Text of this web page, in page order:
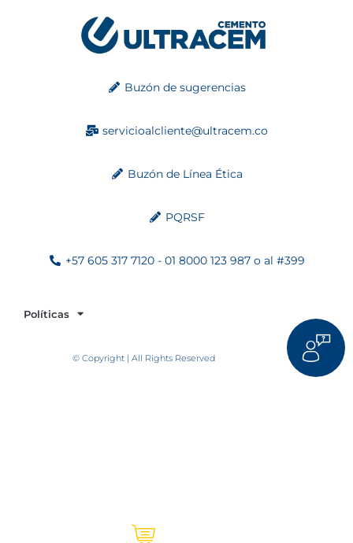
Buzón de sugerencias
servicioalcliente@ultracem.co
Buzón de Línea Ética
PQRSF
+57 605 317 7120 - 01 8000 123 987 o al #399
Políticas
© Copyright | All Rights Reserved